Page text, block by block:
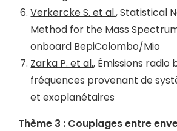
Verkercke S. et al., Statistical
Method for the Mass
onboard BepiColombo/Mio
Zarka P. et al., Émissions radio
fréquences provenant de
et exoplanétaires
Thème 3 : Couplages entre